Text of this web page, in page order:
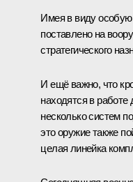
Имея в виду особую
поставлено на
стратегического
И ещё важно, что
находятся в
несколько систем
это оружие также
целая линейка